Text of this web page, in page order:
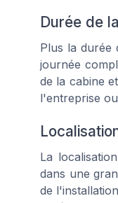
Durée de
Plus la durée
journée
de la cabine
l'entreprise
La
dans une
de